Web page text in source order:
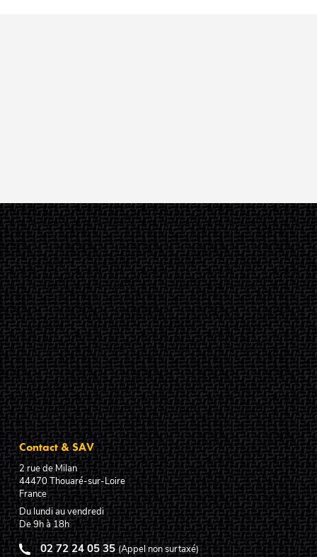
Contact & SAV
2 rue de Milan
44470Thouaré-sur-Loire
France
Du lundi au vendredi
De 9h à 18h
02 72 24 05 35 (Appel non surtaxé)